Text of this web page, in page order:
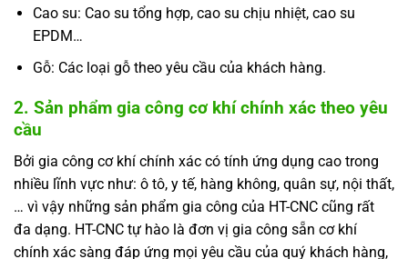
Cao su: Cao su tổng hợp, cao su chịu nhiệt, cao su
EPDM…
Gỗ: Các loại gỗ theo yêu cầu của khách hàng.
2. Sản phẩm gia công cơ khí chính xác theo yêu
cầu
Bởi gia công cơ khí chính xác có tính ứng dụng cao trong
nhiều lĩnh vực như: ô tô, y tế, hàng không, quân sự, nội thất,
… vì vậy những sản phẩm gia công của HT-CNC cũng rất
đa dạng. HT-CNC tự hào là đơn vị gia công sẵn cơ khí
chính xác sàng đáp ứng mọi yêu cầu của quý khách hàng,